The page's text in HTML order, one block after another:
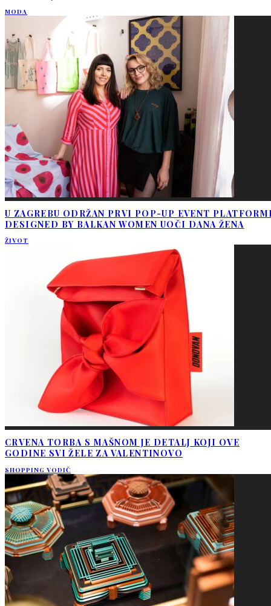
MODA
U ZAGREBU ODRŽAN PRVI POP-UP EVENT
DESIGNED BY BALKAN WOMEN UOČI DANA ŽENA
ŽIVOT
CRVENA TORBA S MAŠNOM JE DETALJ KOJI OVE
GODINE SVI ŽELE ZA VALENTINOVO
SHOPPING VODIČ